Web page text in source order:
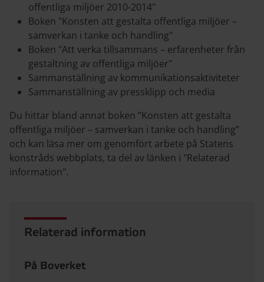
offentliga miljöer 2010-2014"
Boken "Konsten att gestalta offentliga miljöer –
samverkan i tanke och handling"
Boken "Att verka tillsammans – erfarenheter från
gestaltning av offentliga miljöer"
Sammanställning av kommunikationsaktiviteter
Sammanställning av pressklipp och media
Du hittar bland annat boken ”Konsten att gestalta
offentliga miljöer – samverkan i tanke och handling”
och kan läsa mer om genomfört arbete på Statens
konstråds webbplats, ta del av länken i "Relaterad
information".
Relaterad information
På Boverket